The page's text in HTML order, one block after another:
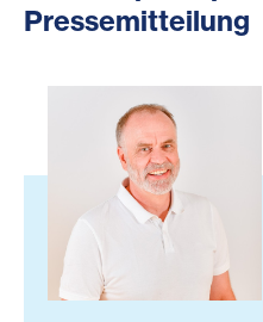
Pressemitteilung